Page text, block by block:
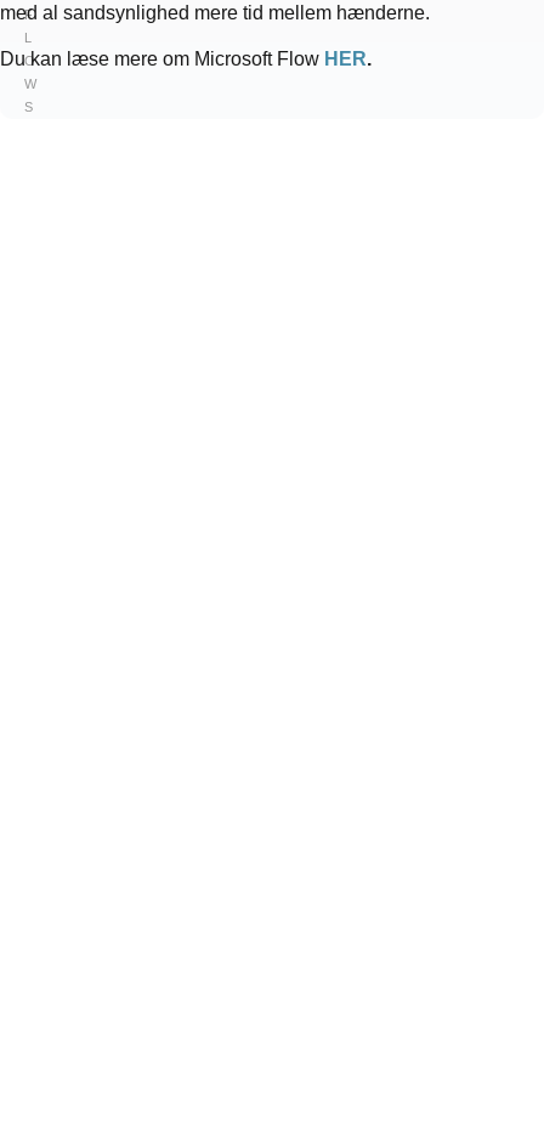
F
L
O
W
S
med al sandsynlighed mere tid mellem hænderne.
Du kan læse mere om Microsoft Flow HER.